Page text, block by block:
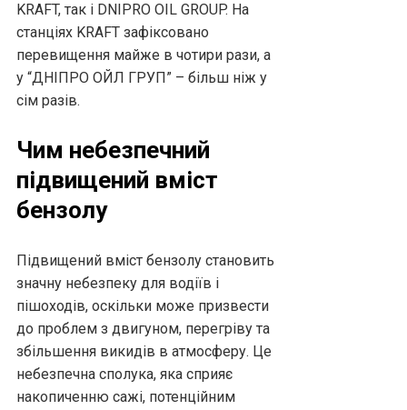
KRAFT, так і DNIPRO OIL GROUP. На
станціях KRAFT зафіксовано
перевищення майже в чотири рази, а
у “ДНІПРО ОЙЛ ГРУП” – більш ніж у
сім разів.
Чим небезпечний
підвищений вміст
бензолу
Підвищений вміст бензолу становить
значну небезпеку для водіїв і
пішоходів, оскільки може призвести
до проблем з двигуном, перегріву та
збільшення викидів в атмосферу. Це
небезпечна сполука, яка сприяє
накопиченню сажі, потенційним